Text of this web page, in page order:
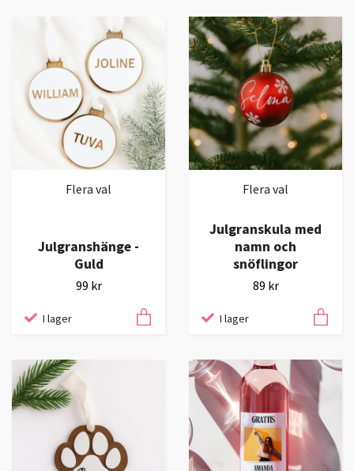
Flera val
Julgranshänge -
Guld
99 kr
I lager
Flera val
Julgranskula med
namn och
snöflingor
89 kr
I lager